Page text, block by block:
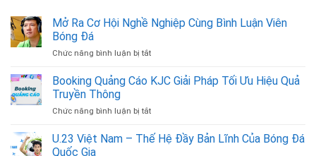
Mở Ra Cơ Hội Nghề Nghiệp Cùng Bình Luận Viên
Bóng Đá
Chức năng bình luận bị tắt
Ra
Cùng
Booking Quảng Cáo KJC Giải Pháp Tối Ưu Hiệu Quả
Truyền Thông
Chức năng bình luận bị tắt
Quảng
U.23 Việt Nam – Thế Hệ Đầy Bản Lĩnh Của Bóng Đá
Quốc Gia